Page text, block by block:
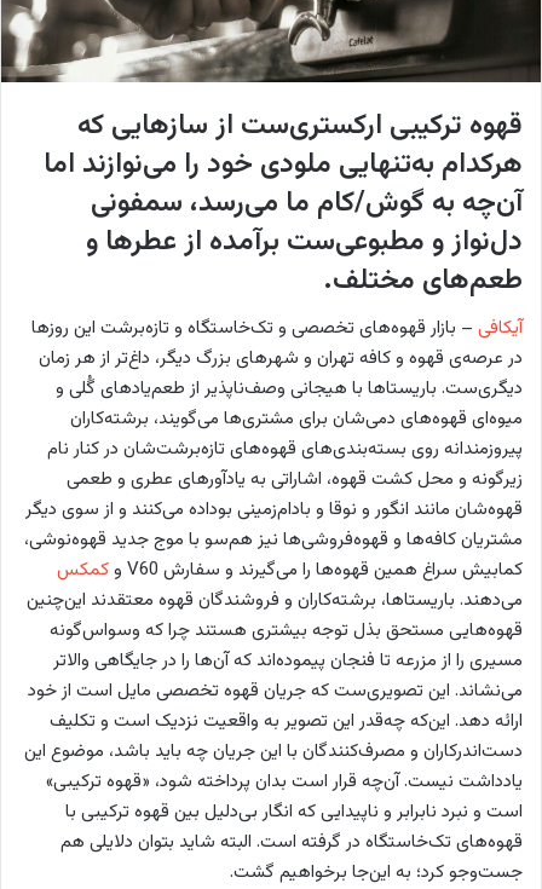
قهوه ترکیبی ارکستری‌ست از سازهایی که
هرکدام به‌تنهایی ملودی خود را می‌نوازند اما
آن‌چه به گوش/کام ما می‌رسد، سمفونی
دل‌نواز و مطبوعی‌ست برآمده از عطرها و
طعم‌های مختلف.
آیکافی – بازار قهوه‌های تخصصی و تک‌خاستگاه و تازه‌برشت این روزها
در عرصه‌ی قهوه و کافه تهران و شهرهای بزرگ دیگر، داغ‌تر از هر زمان
دیگری‌ست. باریستاها با هیجانی وصف‌ناپذیر از طعم‌یادهای گُلی و
میوه‌ای قهوه‌های دمی‌شان برای مشتری‌ها می‌گویند، برشته‌کاران
پیروزمندانه روی بسته‌بندی‌های قهوه‌های تازه‌برشت‌شان در کنار نام
زیرگونه و محل کشت قهوه، اشاراتی به یادآورهای عطری و طعمی
قهوه‌شان مانند انگور و نوقا و بادام‌زمینی بوداده می‌کنند و از سوی دیگر
مشتریان کافه‌ها و قهوه‌فروشی‌ها نیز هم‌سو با موج جدید قهوه‌نوشی،
کمابیش سراغ همین قهوه‌ها را می‌گیرند و سفارش V60 و
کمکس
می‌دهند. باریستاها، برشته‌کاران و فروشندگان قهوه معتقدند این‌چنین
قهوه‌هایی مستحق بذل توجه بیشتری هستند چرا که وسواس‌گونه
مسیری را از مزرعه تا فنجان پیموده‌اند که آن‌ها را در جایگاهی والاتر
می‌نشاند. این تصویری‌ست که جریان قهوه تخصصی مایل است از خود
ارائه دهد. این‌که چه‌قدر این تصویر به واقعیت نزدیک است و تکلیف
دست‌اندرکاران و مصرف‌کنندگان با این جریان چه باید باشد، موضوع این
یادداشت نیست. آن‌چه قرار است بدان پرداخته شود، «قهوه ترکیبی»
است و نبرد نابرابر و ناپیدایی که انگار بی‌دلیل بین قهوه ترکیبی با
قهوه‌های تک‌خاستگاه در گرفته است. البته شاید بتوان دلایلی هم
جست‌وجو کرد؛ به این‌جا برخواهیم گشت.